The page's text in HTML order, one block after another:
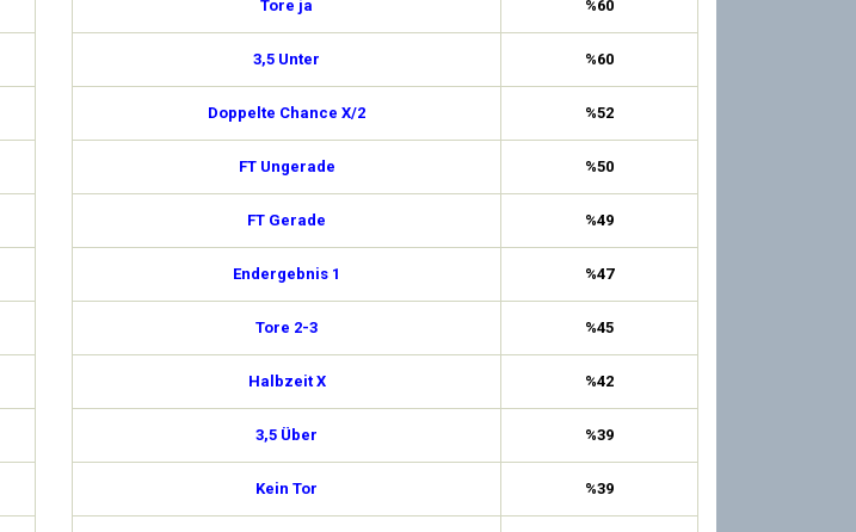
Tore ja %60
3,5 Unter %60
Doppelte Chance X/2 %52
FT Ungerade %50
FT Gerade %49
Endergebnis 1 %47
Tore 2-3 %45
Halbzeit X %42
3,5 Über %39
Kein Tor %39